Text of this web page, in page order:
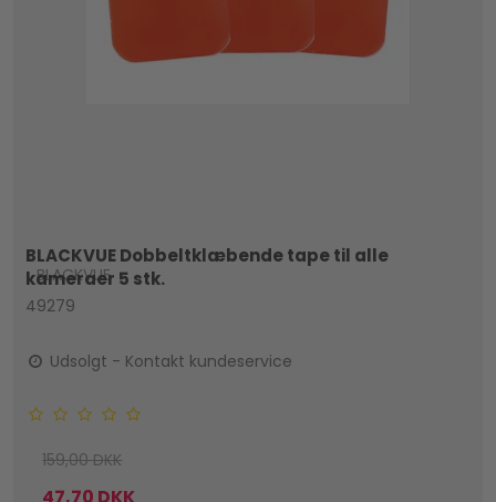
BLACKVUE Dobbeltklæbende tape til alle
kameraer 5 stk.
BLACKVUE
49279
Udsolgt - Kontakt kundeservice
159,00 DKK